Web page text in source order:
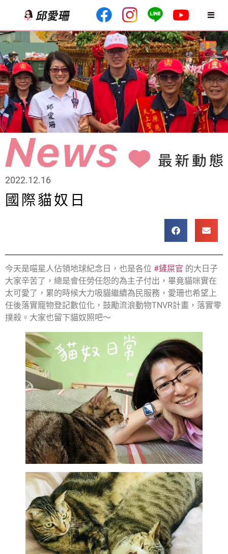
2022.12.16
國際貓奴日
今天是喵星人佔領地球紀念日，也是各位 #鏟屎官 的大日子
大家辛苦了，總是會任勞任怨的為主子付出，畢竟貓咪實在
太可愛了，累的時候大力吸貓繼續為民服務，愛珊也希望上
任後落實寵物登記數位化，鼓勵流浪動物TNVR計畫，落實零
撲殺。大家也留下貓奴照吧～